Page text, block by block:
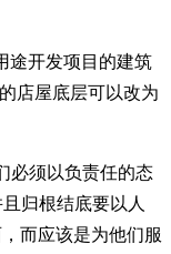
途开发项目的建筑
店屋底层可以改为
必须以负责任的态
归根结底要以人
而应该是为他们服